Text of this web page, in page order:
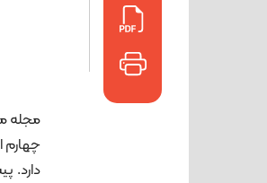
مجله
چهارم
دارد. پیش‌تر در